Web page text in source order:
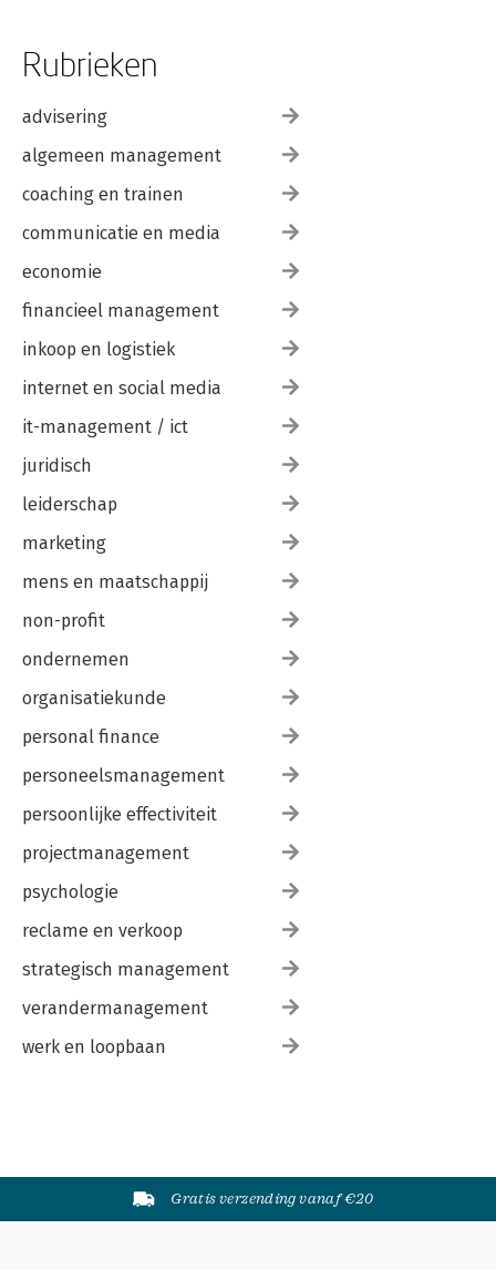
Rubrieken
advisering
algemeen management
coaching en trainen
communicatie en media
economie
financieel management
inkoop en logistiek
internet en social media
it-management / ict
juridisch
leiderschap
marketing
mens en maatschappij
non-profit
ondernemen
organisatiekunde
personal finance
personeelsmanagement
persoonlijke effectiviteit
projectmanagement
psychologie
reclame en verkoop
strategisch management
verandermanagement
werk en loopbaan
Gratis verzending vanaf €20